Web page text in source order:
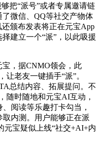
把“派号”或者专属邀请链
微信、QQ等社交产物体
颁布发表将正在元宝App
建立一个“派”，以此吸援
，据CNMO领会，此
老友一键插手“派”。
总结内容、拓展提问。不
随时随地和元宝AI互动，
阅读等乐趣打卡勾当，
内测。用户能够正在派
元宝疑似上线“社交+AI+内